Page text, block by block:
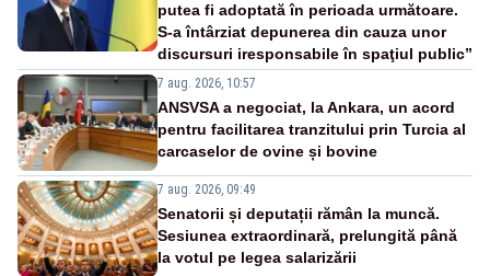
putea fi adoptată în perioada următoare.
S-a întârziat depunerea din cauza unor
discursuri iresponsabile în spaţiul public”
7 aug. 2026, 10:57
ANSVSA a negociat, la Ankara, un acord
pentru facilitarea tranzitului prin Turcia al
carcaselor de ovine și bovine
7 aug. 2026, 09:49
Senatorii și deputații rămân la muncă.
Sesiunea extraordinară, prelungită până
la votul pe legea salarizării